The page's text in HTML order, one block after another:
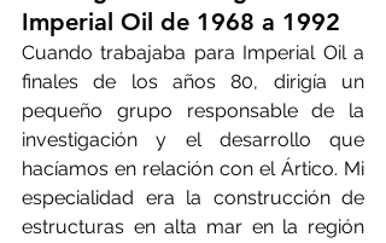
Imperial Oil de 1968 a 1992
Cuando trabajaba para Imperial Oil a
finales de los años 80, dirigía un
pequeño grupo responsable de la
investigación y el desarrollo que
hacíamos en relación con el Ártico. Mi
especialidad era la construcción de
estructuras en alta mar en la región